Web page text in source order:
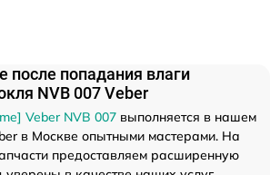
после попадания влаги
NVB 007 Veber
Veber NVB 007 выполняется в нашем
в Москве опытными мастерами. На
предоставляем расширенную